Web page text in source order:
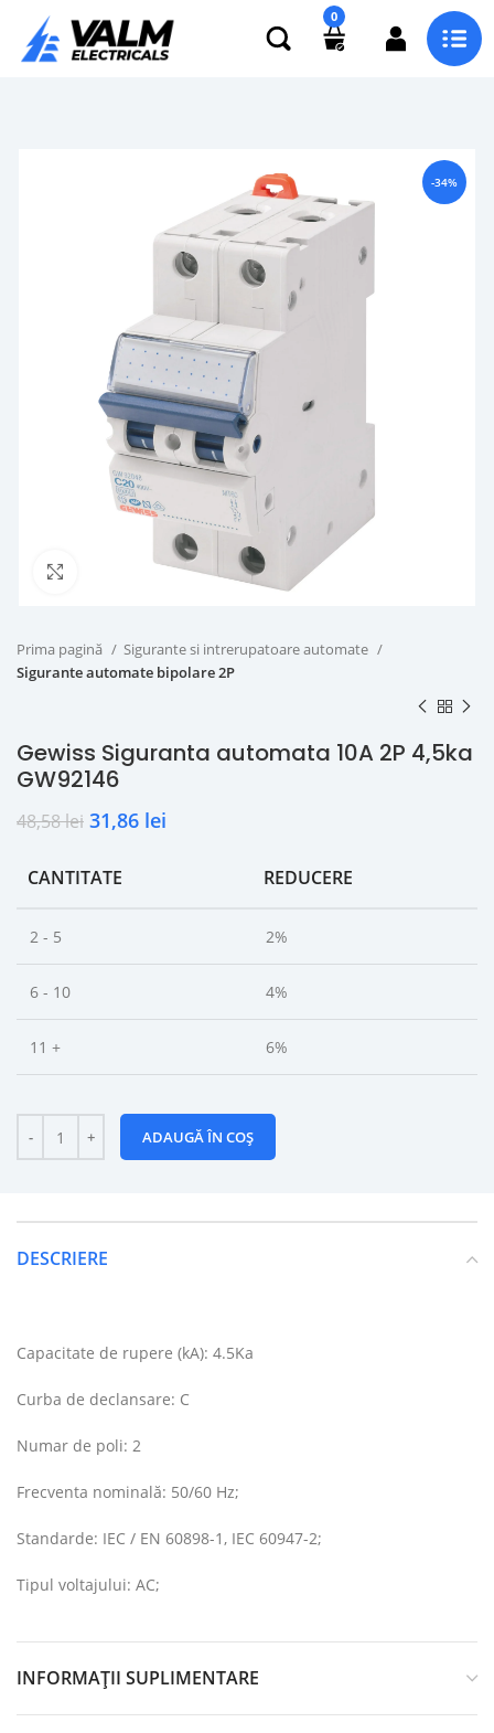
0
-34%
Click to enlarge
Prima pagină
Sigurante si intrerupatoare automate
Sigurante automate bipolare 2P
Gewiss Siguranta automata 10A 2P 4,5ka
GW92146
48,58lei 31,86 lei
CANTITATE REDUCERE
2 - 5 2%
6 - 10 4%
11 + 6%
ADAUGĂ ÎN COȘ
DESCRIERE
Capacitate de rupere (kA): 4.5Ka
Curba de declansare: C
Numar de poli: 2
Frecventa nominală: 50/60 Hz;
Standarde: IEC / EN 60898-1, IEC 60947-2;
Tipul voltajului: AC;
INFORMAȚII SUPLIMENTARE